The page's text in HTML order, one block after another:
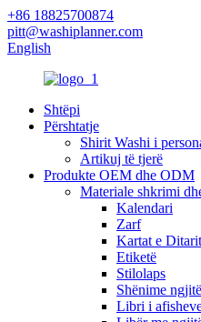
+86 18825700874
pitt@washiplanner.com
English
Shtëpi
Përshtatje
Shirit Washi i
Artikuj të tjerë
Produkte OEM dhe ODM
Materiale shkrimi
Kalendari
Zarf
Kartat e Ditarit
Etiketë
Stilolaps
Shënime
Libri i